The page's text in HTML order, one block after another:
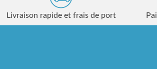
Livraison rapide et frais de port